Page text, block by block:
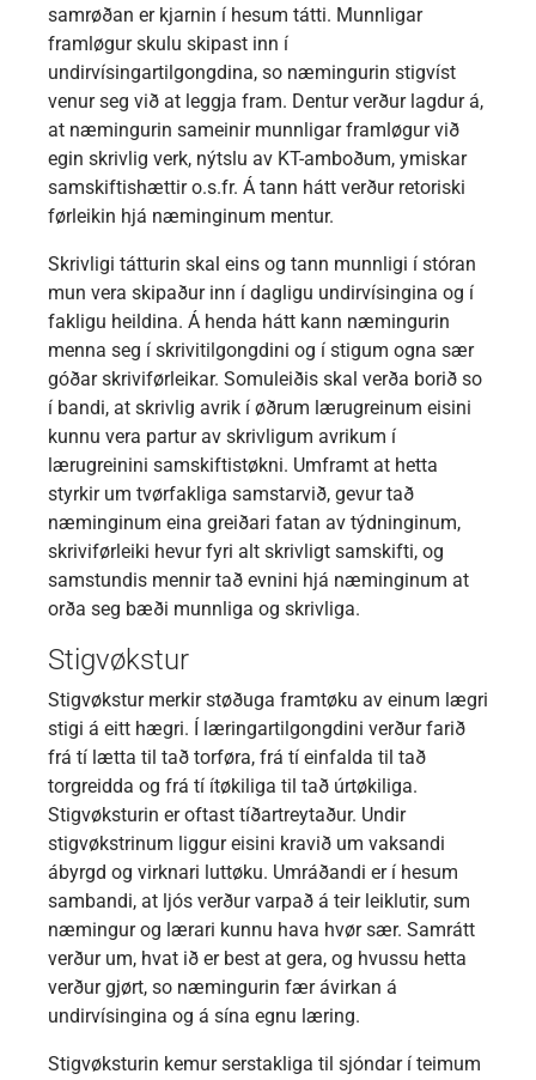
samrøðan er kjarnin í hesum tátti. Munnligar
framløgur skulu skipast inn í
undirvísingartilgongdina, so næmingurin stigvíst
venur seg við at leggja fram. Dentur verður lagdur á,
at næmingurin sameinir munnligar framløgur við
egin skrivlig verk, nýtslu av KT-amboðum, ymiskar
samskiftishættir o.s.fr. Á tann hátt verður retoriski
førleikin hjá næminginum mentur.
Skrivligi tátturin skal eins og tann munnligi í stóran
mun vera skipaður inn í dagligu undirvísingina og í
fakligu heildina. Á henda hátt kann næmingurin
menna seg í skrivitilgongdini og í stigum ogna sær
góðar skriviførleikar. Somuleiðis skal verða borið so
í bandi, at skrivlig avrik í øðrum lærugreinum eisini
kunnu vera partur av skrivligum avrikum í
lærugreinini samskiftistøkni. Umframt at hetta
styrkir um tvørfakliga samstarvið, gevur tað
næminginum eina greiðari fatan av týdninginum,
skriviførleiki hevur fyri alt skrivligt samskifti, og
samstundis mennir tað evnini hjá næminginum at
orða seg bæði munnliga og skrivliga.
Stigvøkstur
Stigvøkstur merkir støðuga framtøku av einum lægri
stigi á eitt hægri. Í læringartilgongdini verður farið
frá tí lætta til tað torføra, frá tí einfalda til tað
torgreidda og frá tí ítøkiliga til tað úrtøkiliga.
Stigvøksturin er oftast tíðartreytaður. Undir
stigvøkstrinum liggur eisini kravið um vaksandi
ábyrgd og virknari luttøku. Umráðandi er í hesum
sambandi, at ljós verður varpað á teir leiklutir, sum
næmingur og lærari kunnu hava hvør sær. Samrátt
verður um, hvat ið er best at gera, og hvussu hetta
verður gjørt, so næmingurin fær ávirkan á
undirvísingina og á sína egnu læring.
Stigvøksturin kemur serstakliga til sjóndar í teimum